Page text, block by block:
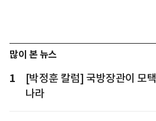
많이 본 뉴스
1
[박정훈 칼럼] 국방장관이 모
나라